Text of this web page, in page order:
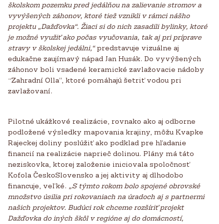
školskom pozemku pred jedálňou na zalievanie stromov a
vyvýšených záhonov, ktoré tiež vznikli v rámci nášho
projektu „Dažďovka“. Žiaci si do nich zasadili bylinky, ktoré
je možné využiť ako počas vyučovania, tak aj pri príprave
stravy v školskej jedálni,“predstavuje vizuálne aj
edukačne zaujímavý nápad Jan Husák. Do vyvýšených
záhonov boli vsadené keramické zavlažovacie nádoby
“Zahradní Olla”, ktoré pomáhajú šetriť vodou pri
zavlažovaní.
Pilotné ukážkové realizácie, rovnako ako aj odborne
podložené výsledky mapovania krajiny, môžu Kvapke
Rajeckej doliny poslúžiť ako podklad pre hľadanie
financií na realizácie naprieč dolinou. Plány má táto
neziskovka, ktorej založenie iniciovala spoločnosť
Kofola ČeskoSlovensko a jej aktivity aj dlhodobo
financuje, veľké. „S týmto rokom bolo spojené obrovské
množstvo úsilia pri rokovaniach na úradoch aj s partnermi
našich projektov. Budúci rok chceme rozšíriť projekt
Dažďovka do iných škôl v regióne aj do domácností,